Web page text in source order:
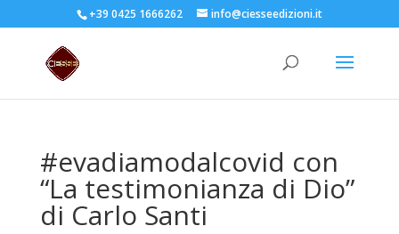
+39 0425 1666262 info@ciesseedizioni.it
#evadiamodalcovid con
“La testimonianza di Dio”
di Carlo Santi